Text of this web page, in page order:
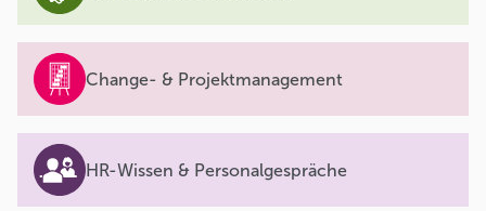
Change- & Projektmanagement
HR-Wissen & Personalgespräche